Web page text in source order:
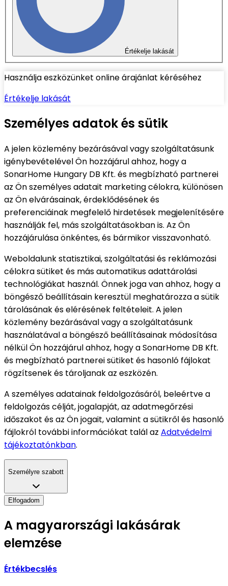
Értékelje lakását
Használja eszközünket online árajánlat kéréséhez
Értékelje lakását
Személyes adatok és sütik
A jelen közlemény bezárásával vagy szolgáltatásunk
igénybevételével Ön hozzájárul ahhoz, hogy a
SonarHome Hungary DB Kft. és megbízható partnerei
az Ön személyes adatait marketing célokra, különösen
az Ön elvárásainak, érdeklődésének és
preferenciáinak megfelelő hirdetések megjelenítésére
használják fel, más szolgáltatásokban is. Az Ön
hozzájárulása önkéntes, és bármikor visszavonható.
Weboldalunk statisztikai, szolgáltatási és reklámozási
célokra sütiket és más automatikus adattárolási
technológiákat használ. Önnek joga van ahhoz, hogy a
böngésző beállításain keresztül meghatározza a sütik
tárolásának és elérésének feltételeit. A jelen
közlemény bezárásával vagy a szolgáltatásunk
használatával a böngésző beállításainak módosítása
nélkül Ön hozzájárul ahhoz, hogy a SonarHome DB Kft.
és megbízható partnerei sütiket és hasonló fájlokat
rögzítsenek és tároljanak az eszközén.
A személyes adatainak feldolgozásáról, beleértve a
feldolgozás célját, jogalapját, az adatmegőrzési
időszakot és az Ön jogait, valamint a sütikről és hasonló
fájlokról további információkat talál az Adatvédelmi
tájékoztatónkban.
Személyre szabott
Elfogadom
A magyarországi lakásárak
elemzése
Értékbecslés